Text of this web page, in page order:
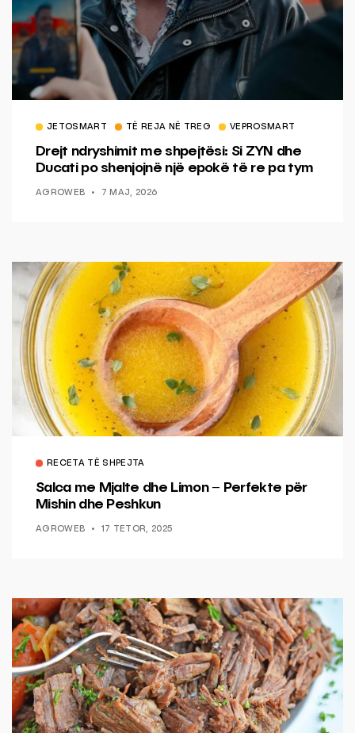
JETOSMART TË REJA NË TREG VEPROSMART
Drejt ndryshimit me shpejtësi: Si ZYN dhe
Ducati po shenjojnë një epokë të re pa tym
AGROWEB 7 MAJ, 2026
RECETA TË SHPEJTA
Salca me Mjalte dhe Limon – Perfekte për
Mishin dhe Peshkun
AGROWEB 17 TETOR, 2025